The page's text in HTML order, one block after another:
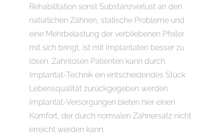
Rehabilitation sonst Substanzverlust an den
natürlichen Zähnen, statische Probleme und
eine Mehrbelastung der verbliebenen Pfeiler
mit sich bringt, ist mit Implantaten besser zu
lösen. Zahnlosen Patienten kann durch
Implantat-Technik ein entscheidendes Stück
Lebensqualität zurückgegeben werden.
Implantat-Versorgungen bieten hier einen
Komfort, der durch normalen Zahnersatz nicht
erreicht werden kann.